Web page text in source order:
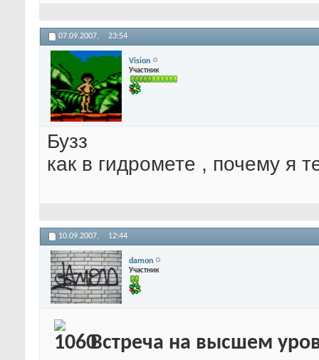
07.09.2007, 23:54
Vision
Участник
Бузз
как в гидромете , почему я
10.09.2007, 12:44
damon
Участник
Встреча на высшем